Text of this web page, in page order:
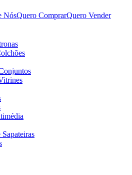
NósQuero ComprarQuero Vender